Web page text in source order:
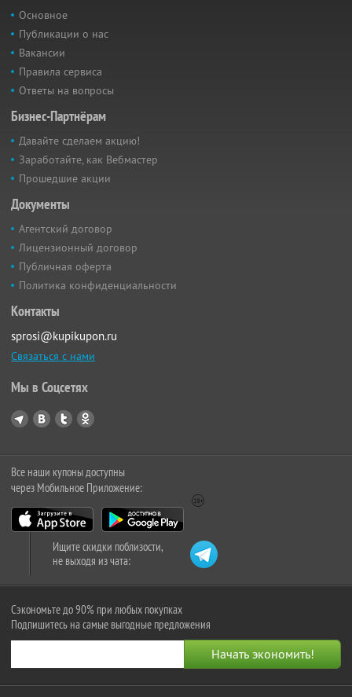
Основное
Публикации о нас
Вакансии
Правила сервиса
Ответы на вопросы
Бизнес-Партнёрам
Давайте сделаем акцию!
Заработайте, как Вебмастер
Прошедшие акции
Документы
Агентский договор
Лицензионный договор
Публичная оферта
Политика конфиденциальности
Контакты
sprosi@kupikupon.ru
Связаться с нами
Мы в Соцсетях
Все наши купоны доступны
через Мобильное Приложение:
Ищите скидки поблизости,
не выходя из чата:
Сэкономьте до 90% при любых покупках
Подпишитесь на самые выгодные предложения